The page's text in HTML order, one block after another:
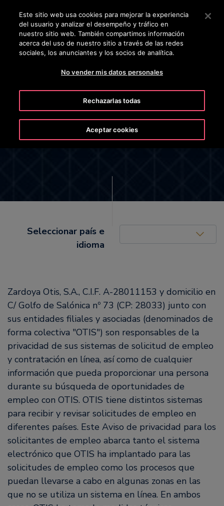
Pulse Intro para saltar al contenido principal
BUSCAR
Aviso de privacidad para los
postulantes a empleos
Seleccionar país e
idioma
United States (EN)
Zardoya Otis, S.A., C.I.F. A-28011153 y domicilio en
C/ Golfo de Salónica nº 73 (CP: 28033) junto con
sus entidades filiales y asociadas (denominados de
forma colectiva "OTIS") son responsables de la
privacidad de sus sistemas de solicitud de empleo
y contratación en línea, así como de cualquier
información que pueda proporcionar una persona
durante su búsqueda de oportunidades de
empleo con OTIS. OTIS tiene distintos sistemas
para recibir y revisar solicitudes de empleo en
diferentes países. Este Aviso de privacidad para los
solicitantes de empleo abarca tanto el sistema
electrónico que OTIS ha implantado para las
solicitudes de empleo como los procesos que
puedan llevarse a cabo en algunas zonas en las
que no se utiliza un sistema en línea. En ambos
Este sitio web usa cookies para mejorar la experiencia
del usuario y analizar el desempeño y tráfico en
nuestro sitio web. También compartimos información
acerca del uso de nuestro sitio a través de las redes
sociales, los anunciantes y los socios de analítica.
No vender mis datos personales
Rechazarlas todas
Aceptar cookies